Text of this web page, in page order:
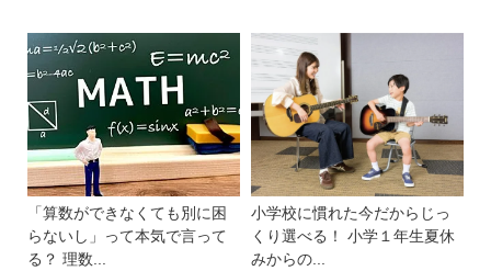
「算数ができなくても別に困
らないし」って本気で言って
る？ 理数...
小学校に慣れた今だからじっ
くり選べる！ 小学１年生夏休
みからの...